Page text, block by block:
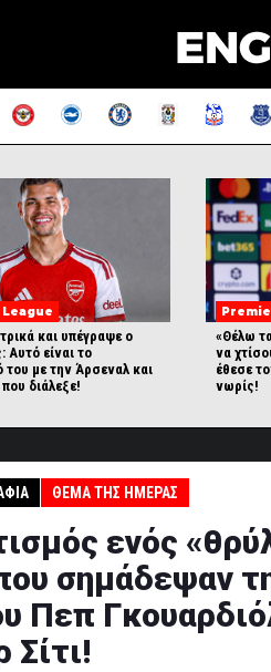
και υπέγραψε ο
Αυτό είναι το
του με την Άρσεναλ και
διάλεξε!
«Θέλω
να
έθεσε
νωρίς!
ΘΈΜΑ ΤΗΣ ΗΜΈΡΑΣ
ενός
σημάδεψαν
Πεπ